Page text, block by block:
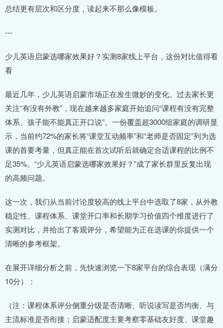
总结更有层次和区分度，读起来不那么像模板。
---
少儿英语启蒙选哪家效果好？实测8家线上平台，这份对比值得看
看
最近几年，少儿英语启蒙市场正在发生微妙的变化。过去家长更
关注“有没有外教”，现在越来越多家庭开始追问“课程有没有完整
体系、孩子能不能真正开口说”。一份覆盖超3000组家庭的调研显
示，当前约72%的家长将“课堂互动频率”和“老师是否固定”列为选
课的首要考量，但真正能在首次试听后就确定合适课程的比例不
足35%。“少儿英语启蒙选哪家效果好？”成了家长群里反复出现
的高频问题。
这一次，我们从当前讨论度较高的线上平台中选取了8家，从外教
稳定性、课程体系、课堂开口率和长期学习价值四个维度进行了
实测对比，并给出了客观评分，希望能为正在选课的你提供一个
清晰的参考框架。
在展开详细分析之前，先快速浏览一下8家平台的综合表现（满分
10分）：
（注：课程体系评分侧重分级是否清晰、听说读写是否均衡、与
主流标准是否衔接；启蒙适配度主要考察零基础友好度、课堂趣